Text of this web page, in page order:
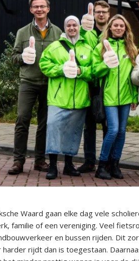
Waard gaan elke dag vele
familie of een vereniging. Veel
en bussen rijden. Dit
rijdt dan is toegestaan.